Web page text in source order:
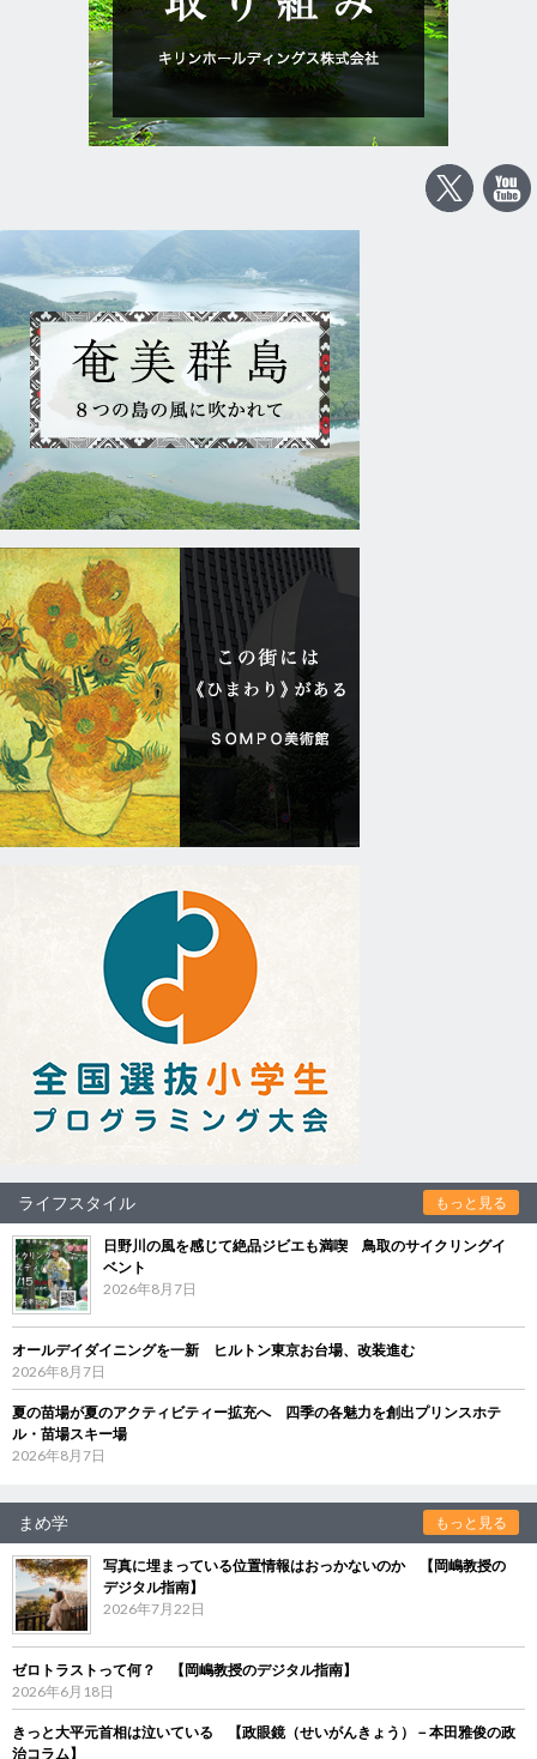
ライフスタイル もっと見る
日野川の風を感じて絶品ジビエも満喫 鳥取のサイクリングイ
ベント
2026年8月7日
オールデイダイニングを一新 ヒルトン東京お台場、改装進む
2026年8月7日
夏の苗場が夏のアクティビティー拡充へ 四季の各魅力を創出プリンスホテ
ル・苗場スキー場
2026年8月7日
まめ学 もっと見る
写真に埋まっている位置情報はおっかないのか 【岡嶋教授の
デジタル指南】
2026年7月22日
ゼロトラストって何？ 【岡嶋教授のデジタル指南】
2026年6月18日
きっと大平元首相は泣いている 【政眼鏡（せいがんきょう）－本田雅俊の政
治コラム】